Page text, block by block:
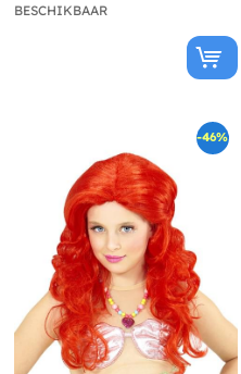
BESCHIKBAAR
-46%